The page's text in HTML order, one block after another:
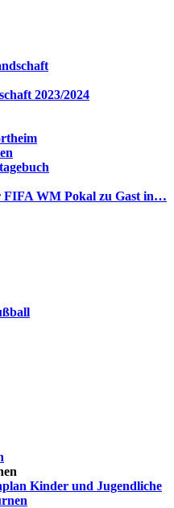
2023/2024
FIFA WM Pokal zu Gast in…
Kinder und Jugendliche